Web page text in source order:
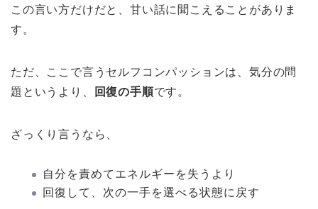
この言い方だけだと、甘い話に聞こえることがありま
す。
ただ、ここで言うセルフコンパッションは、気分の問
題というより、
回復の手順です。
ざっくり言うなら、
自分を責めてエネルギーを失うより
回復して、次の一手を選べる状態に戻す